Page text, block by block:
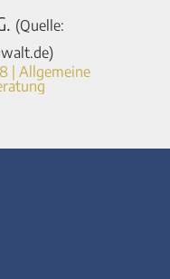
(Quelle:
| Allgemeine